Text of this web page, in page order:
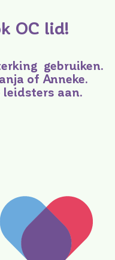
OC lid!
gebruiken.
of Anneke.
leidsters aan.